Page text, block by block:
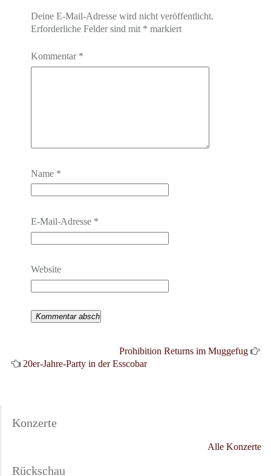
Deine E-Mail-Adresse wird nicht veröffentlicht.
Erforderliche Felder sind mit * markiert
Kommentar *
Name *
E-Mail-Adresse *
Website
Prohibition Returns im Muggefug
20er-Jahre-Party in der Esscobar
Konzerte
Alle Konzerte
Rückschau